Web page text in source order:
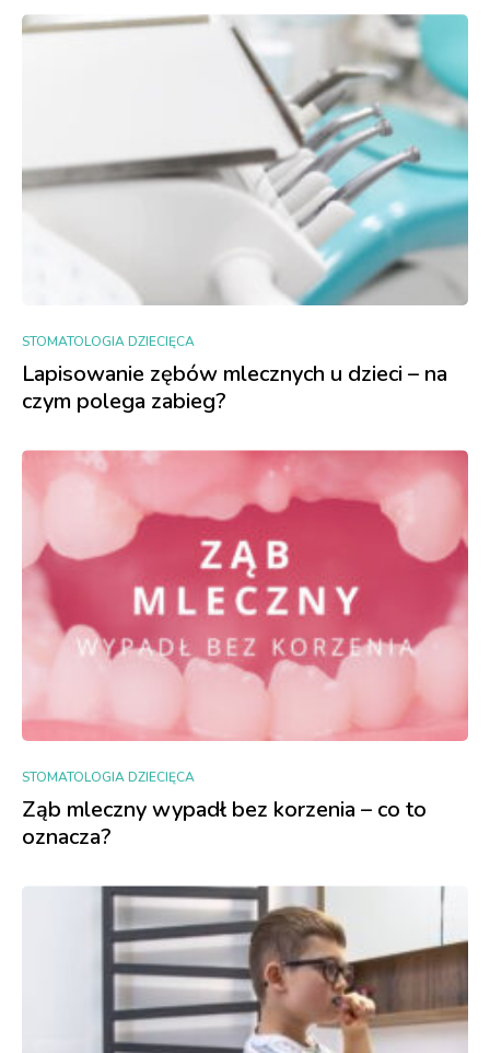
STOMATOLOGIA DZIECIĘCA
Lapisowanie zębów mlecznych u dzieci – na
czym polega zabieg?
STOMATOLOGIA DZIECIĘCA
Ząb mleczny wypadł bez korzenia – co to
oznacza?